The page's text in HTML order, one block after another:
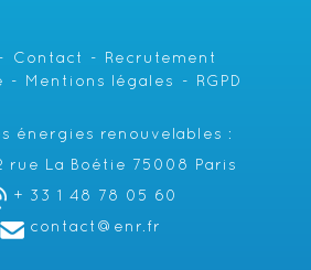
Contact
Recrutement
Mentions légales RGPD
énergies renouvelables :
rue La Boétie 75008 Paris
+ 33 1 48 78 05 60
contact@enr.fr